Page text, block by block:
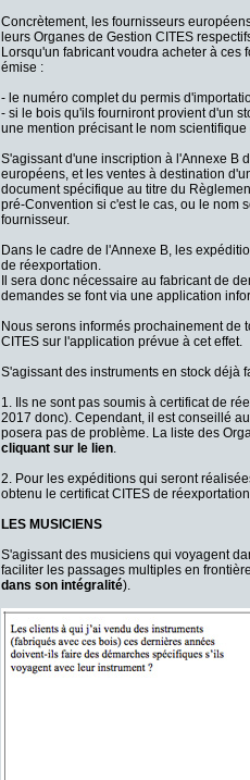
Concrètement, les fournisseurs
leurs Organes de Gestion CITES
Lorsqu'un fabricant voudra acheter à
émise :
- le numéro complet du permis
- si le bois qu'ils fourniront provient d'un
une mention précisant le nom
S'agissant d'une inscription à l'Annexe B
européens, et les ventes à destination
document spécifique au titre du
pré-Convention si c'est le cas, ou le nom
fournisseur.
Dans le cadre de l'Annexe B, les
de réexportation.
Il sera donc nécessaire au fabricant de
demandes se font via une application
Nous serons informés prochainement de
CITES sur l'application prévue à cet effet.
S'agissant des instruments en stock déjà
1. Ils ne sont pas soumis à certificat de
2017 donc). Cependant, il est conseillé
posera pas de problème. La liste des
cliquant sur le lien.
2. Pour les expéditions qui seront
obtenu le certificat CITES de
LES MUSICIENS
S'agissant des musiciens qui voyagent
faciliter les passages multiples en
dans son intégralité).